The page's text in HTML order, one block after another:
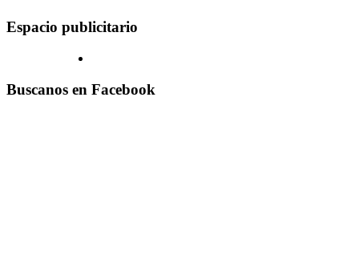
Espacio publicitario
Buscanos en Facebook